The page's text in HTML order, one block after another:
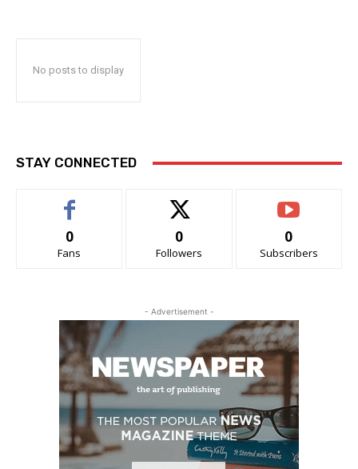
No posts to display
STAY CONNECTED
0
Fans
0
Followers
0
Subscribers
- Advertisement -